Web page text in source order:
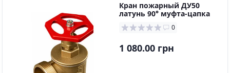
Кран пожарный ДУ50
латунь 90° муфта-цапка
0
1 080.00 грн